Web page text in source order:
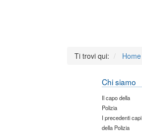
Ti trovi qui: Home
Chi siamo
Il capo della
Polizia
I precedenti capi
della Polizia